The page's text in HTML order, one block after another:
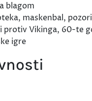
blagom
maskenbal,
protiv Vikinga, 60-te
igre